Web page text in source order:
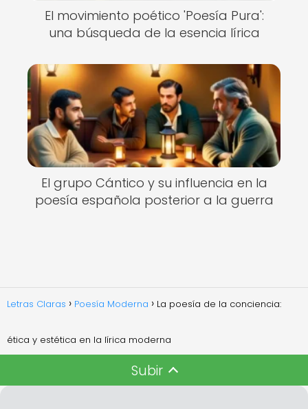
El movimiento poético 'Poesía Pura':
una búsqueda de la esencia lírica
El grupo Cántico y su influencia en la
poesía española posterior a la guerra
Letras Claras Poesía Moderna La poesía de la conciencia:
ética y estética en la lírica moderna
Subir